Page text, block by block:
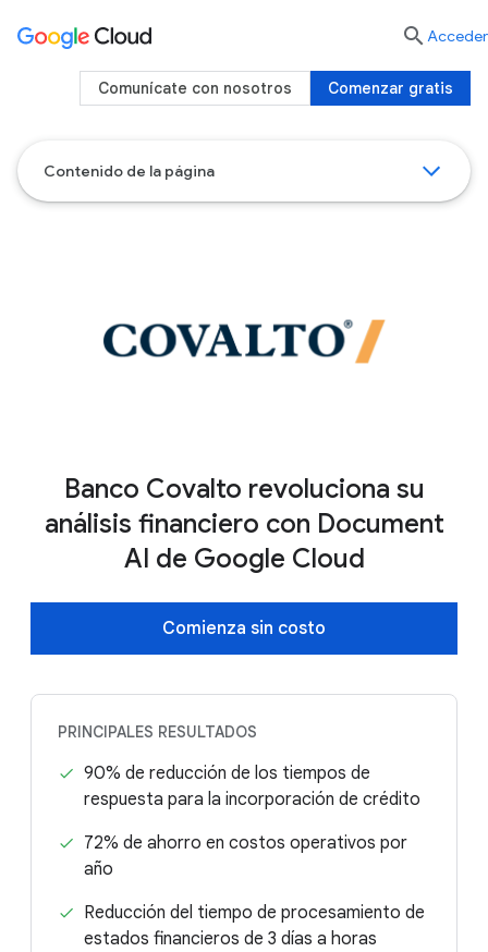
Contenido de la página
Banco Covalto revoluciona su
análisis financiero con Document
AI de Google Cloud
Comienza sin costo
PRINCIPALES RESULTADOS
90% de reducción de los tiempos de
respuesta para la incorporación de crédito
72% de ahorro en costos operativos por
año
Reducción del tiempo de procesamiento de
estados financieros de 3 días a horas
 Acceder
Comenzar gratis
Comunícate con nosotros